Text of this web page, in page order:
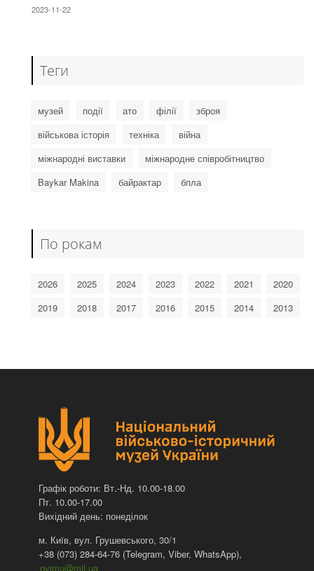
2023-11-22
Теги
музей події ато філії
зброя
військова історія
техніка
війна
міжнародні виставки
міжнародне співробітництво
Baykar Makina
байрактар бпла
По рокам
2026 2025 2024 2023 2022 2021
2020
2019
2018 2017 2016 2015 2014 2013
Графік роботи: Вт.-Нд. 10.00-18.00
Пт. 10.00-17.00
Вихідний день: понеділок
м. Київ, вул. Грушевського, 30/1
+38 (073) 284-64-76 (Telegram, Viber, WhatsApp),
nvimu@mil.ua